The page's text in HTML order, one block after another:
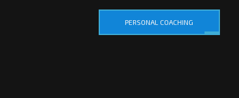
PERSONAL COACHING